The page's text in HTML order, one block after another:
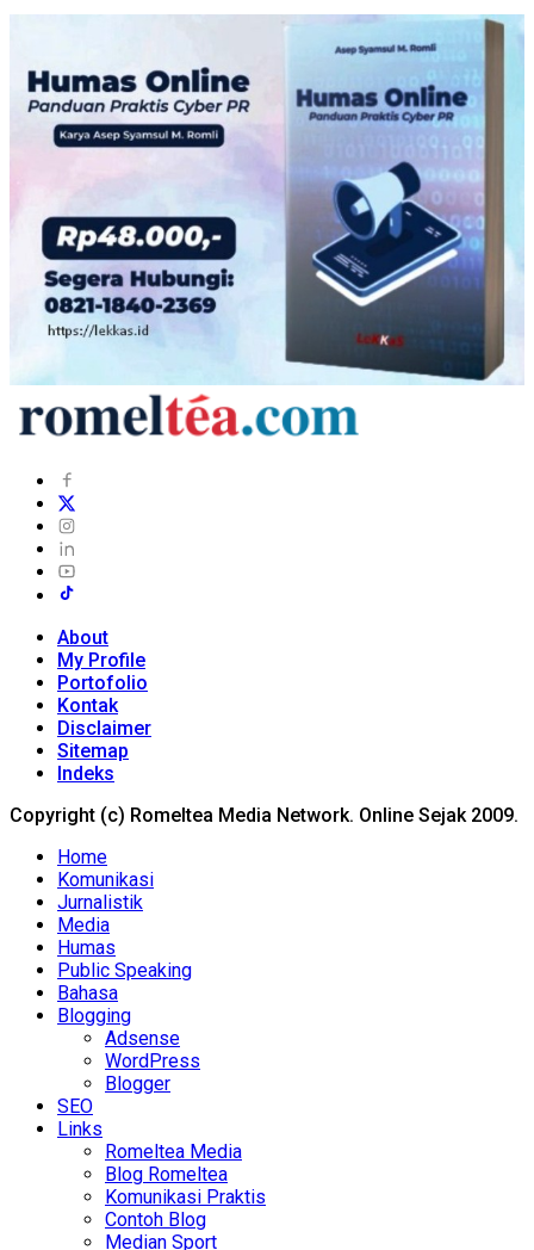
About
My Profile
Portofolio
Kontak
Disclaimer
Sitemap
Indeks
Copyright (c) Romeltea Media Network. Online Sejak 2009.
Home
Komunikasi
Jurnalistik
Media
Humas
Public Speaking
Bahasa
Blogging
Adsense
WordPress
Blogger
SEO
Links
Romeltea Media
Blog Romeltea
Komunikasi Praktis
Contoh Blog
Median Sport